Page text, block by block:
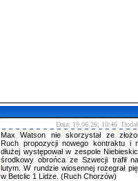
Data: 19.06.26; 10:46
Max Watson nie skorzystał ze
Ruch propozycji nowego kontraktu i
dłużej występował w zespole
środkowy obrońca ze Szwecji trafił
lutym. W rundzie wiosennej rozegrał
w Betclic 1 Lidze. (Ruch Chorzów)